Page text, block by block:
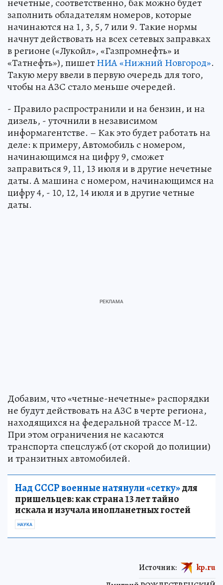
нечетные, соответственно, бак можно будет
заполнить обладателям номеров, которые
начинаются на 1, 3, 5, 7 или 9. Такие нормы
начнут действовать на всех сетевых заправках
в регионе («Лукойл», «Газпромнефть» и
«Татнефть»), пишетНИА «Нижний Новгород».
Такую меру ввели в первую очередь для того,
чтобы на АЗС стало меньше очередей.
- Правило распространили и на бензин, и на
дизель, - уточнили в независимом
информагентстве. – Как это будет работать на
деле: к примеру, Автомобиль с номером,
начинающимся на цифру 9, сможет
заправиться 9, 11, 13 июля и в другие нечетные
даты. А машина с номером, начинающимся на
цифру 4, - 10, 12, 14 июля и в другие четные
даты.
Добавим, что «четные-нечетные» распорядки
не будут действовать на АЗС в черте региона,
находящихся на федеральной трассе М-12.
При этом ограничения не касаются
транспорта спецслужб (от скорой до полиции)
и транзитных автомобилей.
Над СССР военные натянули «сетку»для
пришельцев: как страна 13 лет тайно
искала и изучала инопланетных гостей
НАУКА
Источник: kp.ru